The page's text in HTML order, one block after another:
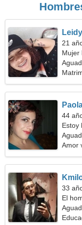
Leidy
21
Mujer
44
Estoy
Amor
33
El